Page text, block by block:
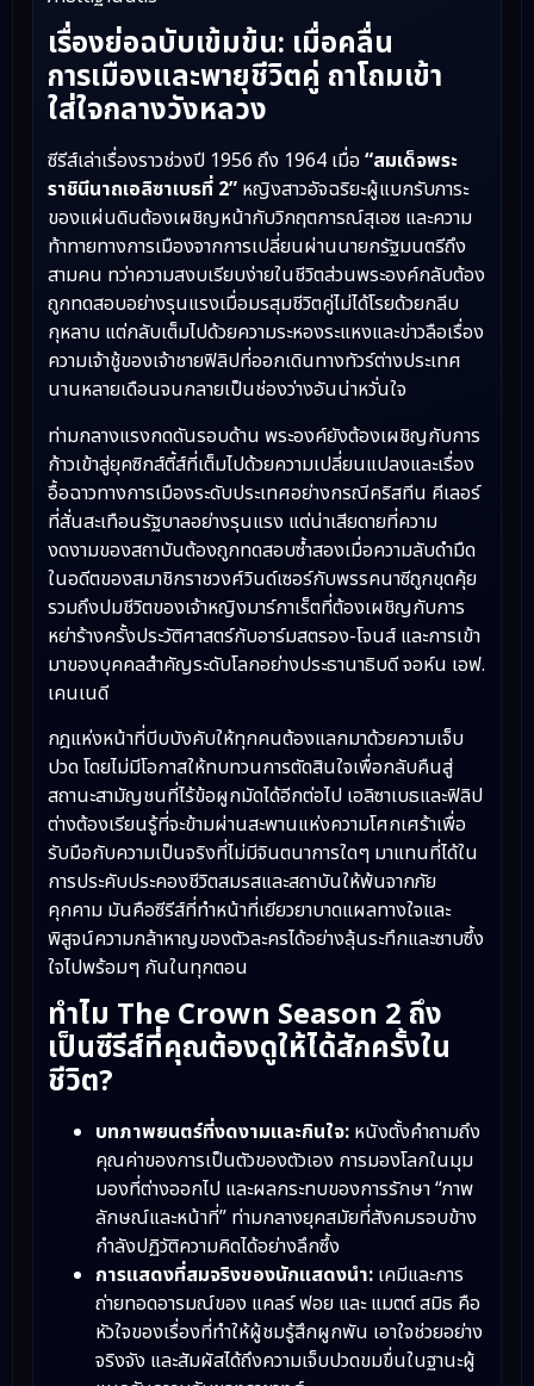
เรื่องย่อฉบับเข้มข้น: เมื่อคลื่น
การเมืองและพายุชีวิตคู่ ถาโถมเข้า
ใส่ใจกลางวังหลวง
ซีรีส์เล่าเรื่องราวช่วงปี 1956 ถึง 1964 เมื่อ “สมเด็จพระ
ราชินีนาถเอลิซาเบธที่ 2” หญิงสาวอัจฉริยะผู้แบกรับภาระ
ของแผ่นดินต้องเผชิญหน้ากับวิกฤตการณ์สุเอซ และความ
ท้าทายทางการเมืองจากการเปลี่ยนผ่านนายกรัฐมนตรีถึง
สามคน ทว่าความสงบเรียบง่ายในชีวิตส่วนพระองค์กลับต้อง
ถูกทดสอบอย่างรุนแรงเมื่อมรสุมชีวิตคู่ไม่ได้โรยด้วยกลีบ
กุหลาบ แต่กลับเต็มไปด้วยความระหองระแหงและข่าวลือเรื่อง
ความเจ้าชู้ของเจ้าชายฟิลิปที่ออกเดินทางทัวร์ต่างประเทศ
นานหลายเดือนจนกลายเป็นช่องว่างอันน่าหวั่นใจ
ท่ามกลางแรงกดดันรอบด้าน พระองค์ยังต้องเผชิญกับการ
ก้าวเข้าสู่ยุคซิกส์ตี้ส์ที่เต็มไปด้วยความเปลี่ยนแปลงและเรื่อง
อื้อฉาวทางการเมืองระดับประเทศอย่างกรณีคริสทีน คีเลอร์
ที่สั่นสะเทือนรัฐบาลอย่างรุนแรง แต่น่าเสียดายที่ความ
งดงามของสถาบันต้องถูกทดสอบซ้ำสองเมื่อความลับดำมืด
ในอดีตของสมาชิกราชวงศ์วินด์เซอร์กับพรรคนาซีถูกขุดคุ้ย
รวมถึงปมชีวิตของเจ้าหญิงมาร์กาเร็ตที่ต้องเผชิญกับการ
หย่าร้างครั้งประวัติศาสตร์กับอาร์มสตรอง-โจนส์ และการเข้า
มาของบุคคลสำคัญระดับโลกอย่างประธานาธิบดี จอห์น เอฟ.
เคนเนดี
กฎแห่งหน้าที่บีบบังคับให้ทุกคนต้องแลกมาด้วยความเจ็บ
ปวด โดยไม่มีโอกาสให้ทบทวนการตัดสินใจเพื่อกลับคืนสู่
สถานะสามัญชนที่ไร้ข้อผูกมัดได้อีกต่อไป เอลิซาเบธและฟิลิป
ต่างต้องเรียนรู้ที่จะข้ามผ่านสะพานแห่งความโศกเศร้าเพื่อ
รับมือกับความเป็นจริงที่ไม่มีจินตนาการใดๆ มาแทนที่ได้ใน
การประคับประคองชีวิตสมรสและสถาบันให้พ้นจากภัย
คุกคาม มันคือซีรีส์ที่ทำหน้าที่เยียวยาบาดแผลทางใจและ
พิสูจน์ความกล้าหาญของตัวละครได้อย่างลุ้นระทึกและซาบซึ้ง
ใจไปพร้อมๆ กันในทุกตอน
ทำไม The Crown Season 2 ถึง
เป็นซีรีส์ที่คุณต้องดูให้ได้สักครั้งใน
ชีวิต?
บทภาพยนตร์ที่งดงามและกินใจ: หนังตั้งคำถามถึง
คุณค่าของการเป็นตัวของตัวเอง การมองโลกในมุม
มองที่ต่างออกไป และผลกระทบของการรักษา “ภาพ
ลักษณ์และหน้าที่” ท่ามกลางยุคสมัยที่สังคมรอบข้าง
กำลังปฏิวัติความคิดได้อย่างลึกซึ้ง
การแสดงที่สมจริงของนักแสดงนำ: เคมีและการ
ถ่ายทอดอารมณ์ของ แคลร์ ฟอย และ แมตต์ สมิธ คือ
หัวใจของเรื่องที่ทำให้ผู้ชมรู้สึกผูกพัน เอาใจช่วยอย่าง
จริงจัง และสัมผัสได้ถึงความเจ็บปวดขมขื่นในฐานะผู้